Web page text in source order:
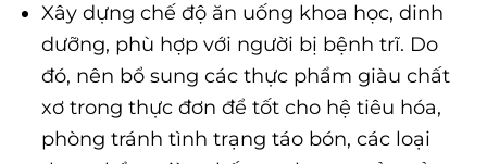
Xây dựng chế độ ăn uống khoa học, dinh
dưỡng, phù hợp với người bị bệnh trĩ. Do
đó, nên bổ sung các thực phẩm giàu chất
xơ trong thực đơn để tốt cho hệ tiêu hóa,
phòng tránh tình trạng táo bón, các loại